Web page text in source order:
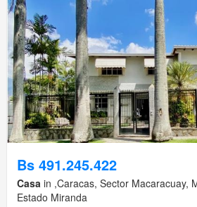
Bs 491.245.422
Casa in ,Caracas, Sector Macaracuay,
Estado Miranda